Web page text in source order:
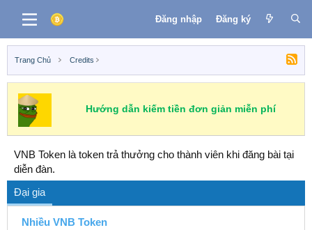
Đăng nhập Đăng ký
Trang Chủ Credits
Hướng dẫn kiếm tiền đơn giản miễn phí
VNB Token là token trả thưởng cho thành viên khi đăng bài tại
diễn đàn.
Đại gia
Nhiều VNB Token